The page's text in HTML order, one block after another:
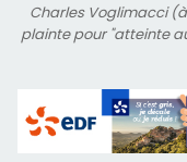
Charles Voglimacci
plainte pour "atteinte